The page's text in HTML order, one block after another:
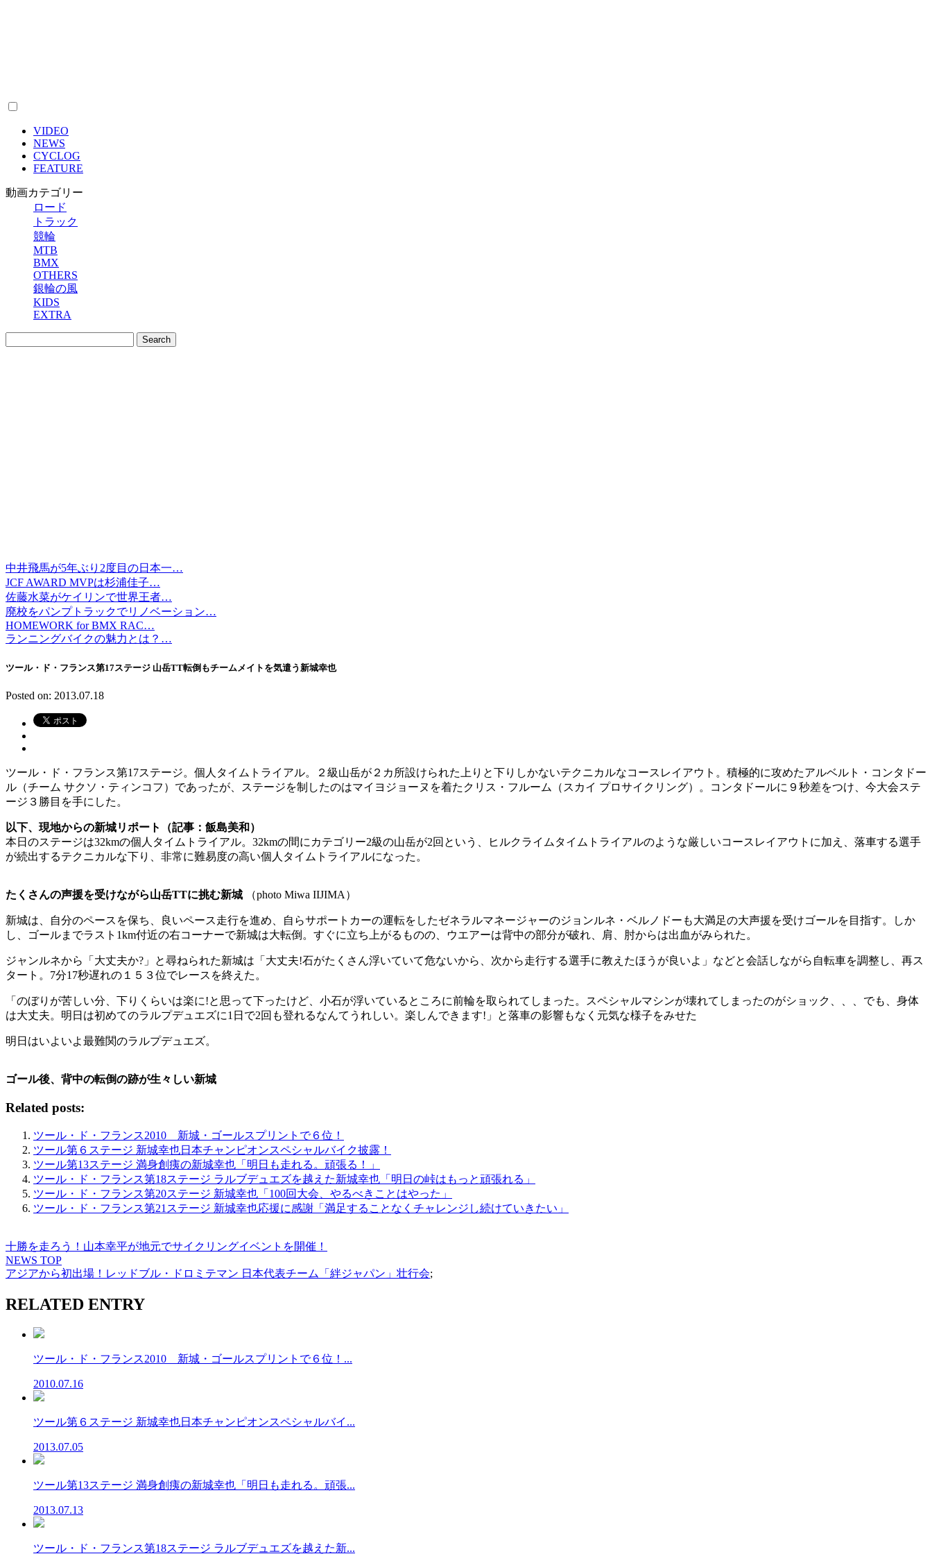
VIDEO
NEWS
CYCLOG
FEATURE
動画カテゴリー
ロード
トラック
競輪
MTB
BMX
OTHERS
銀輪の風
KIDS
EXTRA
中井飛馬が5年ぶり2度目の日本一…
JCF AWARD MVPは杉浦佳子…
佐藤水菜がケイリンで世界王者…
廃校をパンプトラックでリノベーション…
HOMEWORK for BMX RAC…
ランニングバイクの魅力とは？…
ツール・ド・フランス第17ステージ 山岳TT転倒もチームメイトを気遣う新城幸也
Posted on: 2013.07.18
ツール・ド・フランス第17ステージ。個人タイムトライアル。２級山岳が２カ所設けられた上りと下りしかないテクニカルなコースレイアウト。積極的に攻めたアルベルト・コンタドー
ル（チーム サクソ・ティンコフ）であったが、ステージを制したのはマイヨジョーヌを着たクリス・フルーム（スカイ プロサイクリング）。コンタドールに９秒差をつけ、今大会ステ
ージ３勝目を手にした。
以下、現地からの新城リポート（記事：飯島美和）
本日のステージは32kmの個人タイムトライアル。32kmの間にカテゴリー2級の山岳が2回という、ヒルクライムタイムトライアルのような厳しいコースレイアウトに加え、落車する選手
が続出するテクニカルな下り、非常に難易度の高い個人タイムトライアルになった。
たくさんの声援を受けながら山岳TTに挑む新城 （photo Miwa IIJIMA）
新城は、自分のペースを保ち、良いペース走行を進め、自らサポートカーの運転をしたゼネラルマネージャーのジョンルネ・ベルノドーも大満足の大声援を受けゴールを目指す。しか
し、ゴールまでラスト1km付近の右コーナーで新城は大転倒。すぐに立ち上がるものの、ウエアーは背中の部分が破れ、肩、肘からは出血がみられた。
ジャンルネから「大丈夫か?」と尋ねられた新城は「大丈夫!石がたくさん浮いていて危ないから、次から走行する選手に教えたほうが良いよ」などと会話しながら自転車を調整し、再ス
タート。7分17秒遅れの１５３位でレースを終えた。
「のぼりが苦しい分、下りくらいは楽に!と思って下ったけど、小石が浮いているところに前輪を取られてしまった。スペシャルマシンが壊れてしまったのがショック、、、でも、身体
は大丈夫。明日は初めてのラルプデュエズに1日で2回も登れるなんてうれしい。楽しんできます!」と落車の影響もなく元気な様子をみせた
明日はいよいよ最難関のラルプデュエズ。
ゴール後、背中の転倒の跡が生々しい新城
Related posts:
ツール・ド・フランス2010 新城・ゴールスプリントで６位！
ツール第６ステージ 新城幸也日本チャンピオンスペシャルバイク披露！
ツール第13ステージ 満身創痍の新城幸也「明日も走れる。頑張る！」
ツール・ド・フランス第18ステージ ラルブデュエズを越えた新城幸也「明日の峠はもっと頑張れる」
ツール・ド・フランス第20ステージ 新城幸也「100回大会、やるべきことはやった」
ツール・ド・フランス第21ステージ 新城幸也応援に感謝「満足することなくチャレンジし続けていきたい」
十勝を走ろう！山本幸平が地元でサイクリングイベントを開催！
NEWS TOP
アジアから初出場！レッドブル・ドロミテマン 日本代表チーム「絆ジャパン」壮行会;
RELATED ENTRY
ツール・ド・フランス2010 新城・ゴールスプリントで６位！...
2010.07.16
ツール第６ステージ 新城幸也日本チャンピオンスペシャルバイ...
2013.07.05
ツール第13ステージ 満身創痍の新城幸也「明日も走れる。頑張...
2013.07.13
ツール・ド・フランス第18ステージ ラルブデュエズを越えた新...